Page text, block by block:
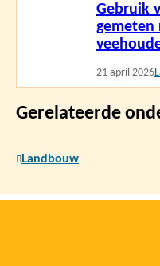
Gebruik
gemeten
21 april 2026
Gerelateerde
Landbouw